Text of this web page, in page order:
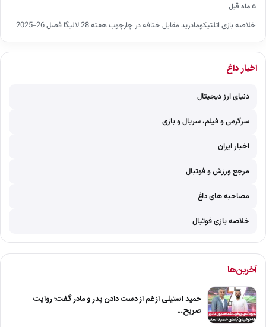
۵ ماه قبل
خلاصه بازی اتلتیکومادرید مقابل ختافه در چارچوب هفته 28 لالیگا فصل 26-2025
اخبار داغ
دنیای ارز دیجیتال
سرگرمی و فیلم، سریال و بازی
اخبار ایران
مرجع ورزش و فوتبال
مصاحبه های داغ
خلاصه بازی فوتبال
آخرین‌ها
حمید استیلی از غم از دست دادن پدر و مادر گفت؛ روایت
صریح…